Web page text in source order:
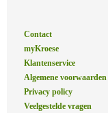
Contact
myKroese
Klantenservice
Algemene voorwaarden
Privacy policy
Veelgestelde vragen